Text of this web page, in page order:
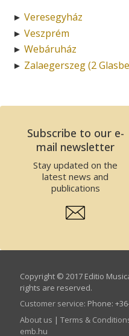
► Veresegyház
► Veszprém
► Webáruház
► Zalaegerszeg (2
Subscribe to our e-
mail newsletter
Stay updated on the
latest news and
publications
Copyright © 2017 Editio
rights are reserved.
Customer service: Phone:
About us | Terms &
emb.hu